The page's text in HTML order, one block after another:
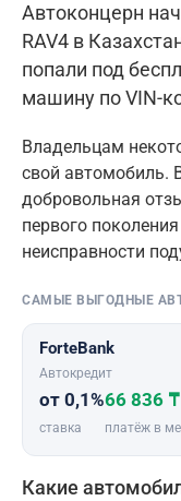
Автоконцерн
RAV4 в
попали под
машину по VIN-
Владельцам
свой автомобиль.
добровольная
первого
неисправности
САМЫЕ ВЫГОДНЫЕ
ForteBank
Автокредит
от 0,1%
ставка
66 836 ₸
платёж в
Какие